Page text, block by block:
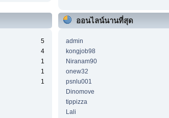
5
4
1
1
1
ออนไลน์นานที่สุด
admin
kongjob98
Niranam90
onew32
psnlu001
Dinomove
tippizza
Lali